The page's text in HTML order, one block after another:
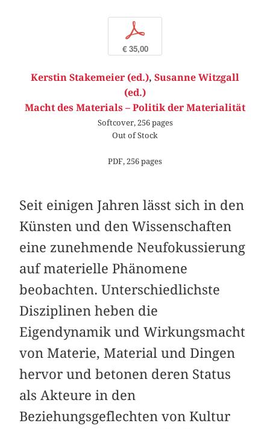
p
€ 35,00
Kerstin Stakemeier (ed.), Susanne Witzgall
(ed.)
Macht des Materials – Politik der Materialität
Softcover, 256 pages
Out of Stock
PDF, 256 pages
Seit einigen Jahren lässt sich in den
Künsten und den Wissenschaften
eine zunehmende Neufokussierung
auf materielle Phänomene
beobachten. Unterschiedlichste
Disziplinen heben die
Eigendynamik und Wirkungsmacht
von Materie, Material und Dingen
hervor und betonen deren Status
als Akteure in den
Beziehungsgeflechten von Kultur